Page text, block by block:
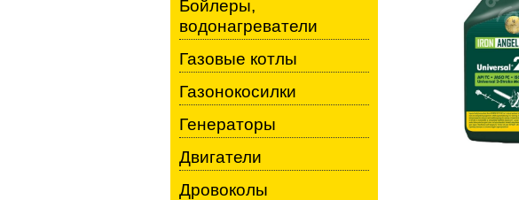
Бойлеры,
водонагреватели
Газовые котлы
Газонокосилки
Генераторы
Двигатели
Дровоколы